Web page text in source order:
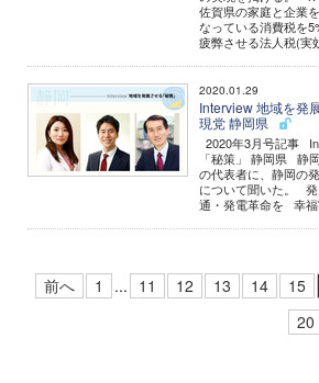
佐賀県の家庭と企業
なっている消費税を
疲弊させる法人税(実
2020.01.29
Interview 地域を発
現党 静岡県
2020年3月号記事
「秘策」 静岡県 静
の代表者に、静岡の
について聞いた。
通・発電革命を 幸福
前へ 1 ... 11 12 13 14 15
20